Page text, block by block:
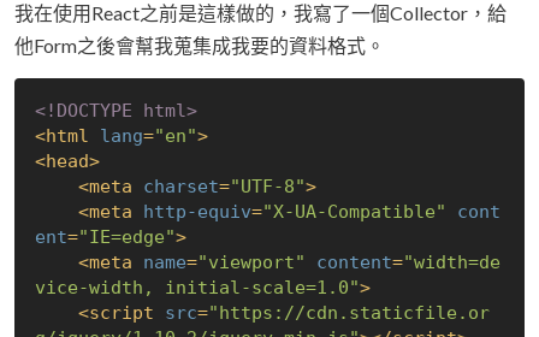
我在使用React之前是這樣做的，我寫了一個Collector，給
他Form之後會幫我蒐集成我要的資料格式。
<!DOCTYPE html >
<html lang="en">
<head>
<meta charset="UTF-8">
<meta http-equiv="X-UA-Compatible"
cont
ent="IE=edge">
<meta name="viewport" content="width=de
vice-width, initial-scale=1.0">
<script src="https://cdn.staticfile.or